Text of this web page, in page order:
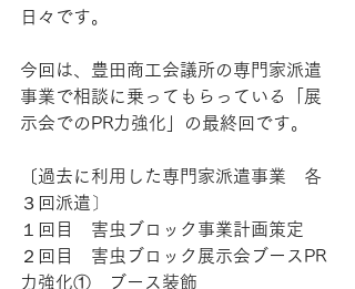
日々です。
今回は、豊田商工会議所の専門家派遣
事業で相談に乗ってもらっている「展
示会でのPR力強化」の最終回です。
〔過去に利用した専門家派遣事業　各
３回派遣〕
１回目　害虫ブロック事業計画策定
２回目　害虫ブロック展示会ブースPR
力強化①　ブース装飾